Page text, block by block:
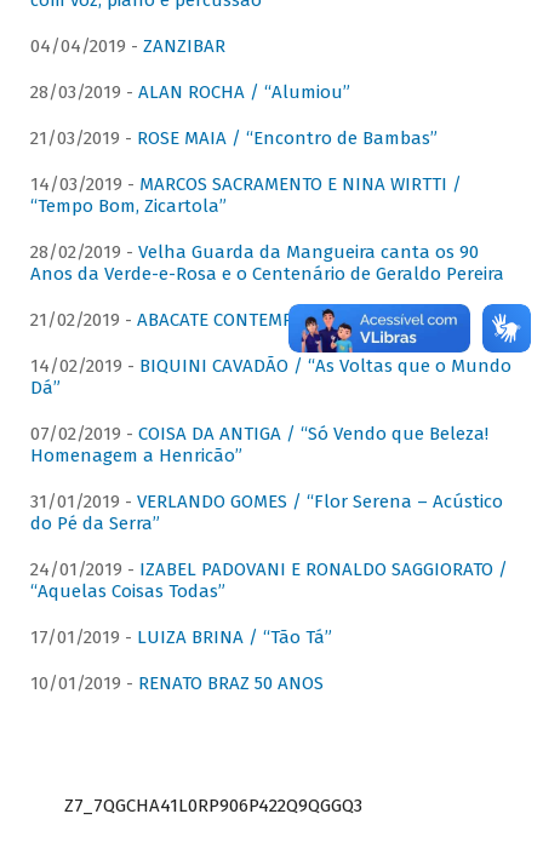
04/04/2019 - ZANZIBAR
28/03/2019 - ALAN ROCHA / “Alumiou”
21/03/2019 - ROSE MAIA / “Encontro de Bambas”
14/03/2019 - MARCOS SACRAMENTO E NINA WIRTTI /
“Tempo Bom, Zicartola”
28/02/2019 - Velha Guarda da Mangueira canta os 90
Anos da Verde-e-Rosa e o Centenário de Geraldo Pereira
21/02/2019 - ABACATE CONTEMPORÂNEO
14/02/2019 - BIQUINI CAVADÃO / “As Voltas que o Mundo
Dá”
07/02/2019 - COISA DA ANTIGA / “Só Vendo que Beleza!
Homenagem a Henricão”
31/01/2019 - VERLANDO GOMES / “Flor Serena – Acústico
do Pé da Serra”
24/01/2019 - IZABEL PADOVANI E RONALDO SAGGIORATO /
“Aquelas Coisas Todas”
17/01/2019 - LUIZA BRINA / “Tão Tá”
10/01/2019 - RENATO BRAZ 50 ANOS
Z7_7QGCHA41L0RP906P422Q9QGGQ3